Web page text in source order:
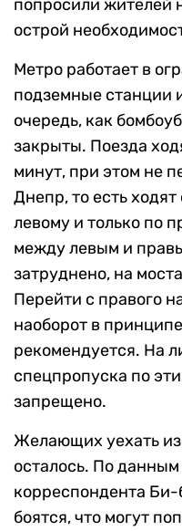
попросили жителей
острой
Метро работает в
подземные станции
очередь, как
закрыты. Поезда
минут, при этом не
Днепр, то есть
левому и только по
между левым и
затруднено, на
Перейти с правого
наоборот в
рекомендуется. На
спецпропуска по
запрещено.
Желающих уехать из
осталось. По данным
корреспондента
боятся, что могут